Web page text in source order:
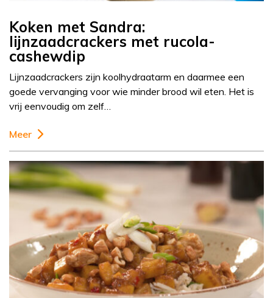
Koken met Sandra:
lijnzaadcrackers met rucola-
cashewdip
Lijnzaadcrackers zijn koolhydraatarm en daarmee een
goede vervanging voor wie minder brood wil eten. Het is
vrij eenvoudig om zelf…
Meer